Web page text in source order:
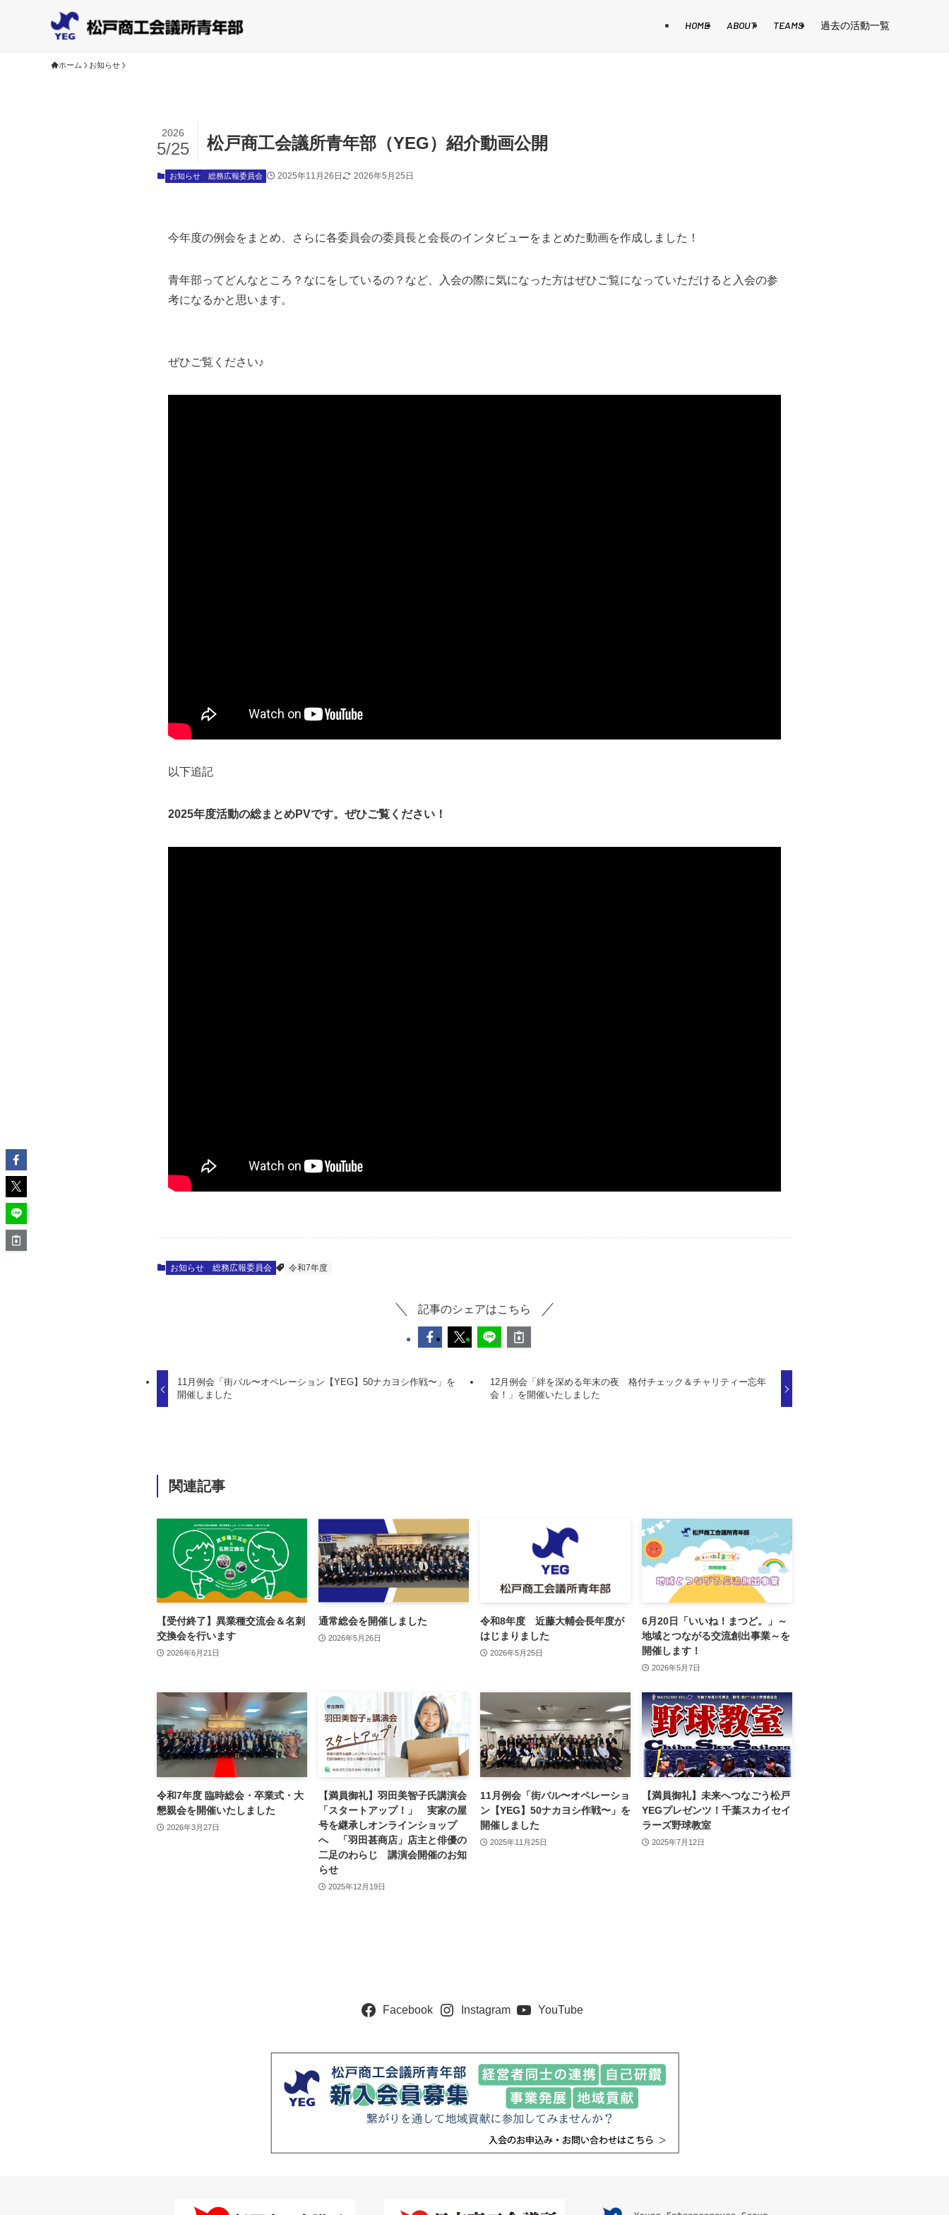
HOME ABOUT TEAMS 過去の活動一覧
ホーム お知らせ
松戸商工会議所青年部（YEG）紹介動画公開
2026
5/25
お知らせ 総務広報委員会 2025年11月26日 2026年5月25日
今年度の例会をまとめ、さらに各委員会の委員長と会長のインタビューをまとめた動画を作成しました！
青年部ってどんなところ？なにをしているの？など、入会の際に気になった方はぜひご覧になっていただけると入会の参
考になるかと思います。
ぜひご覧ください♪
以下追記
2025年度活動の総まとめPVです。ぜひご覧ください！
お知らせ 総務広報委員会 令和7年度
記事のシェアはこちら
11月例会「街バル〜オペレーション【YEG】50ナカヨシ作戦〜」を
開催しました
12月例会「絆を深める年末の夜 格付チェック＆チャリティー忘年
会！」を開催いたしました
関連記事
【受付終了】異業種交流会＆名刺
交換会を行います
2026年6月21日
通常総会を開催しました
2026年5月26日
令和8年度 近藤大輔会長年度が
はじまりました
2026年5月25日
6月20日「いいね！まつど。」～
地域とつながる交流創出事業～を
開催します！
2026年5月7日
令和7年度 臨時総会・卒業式・大
懇親会を開催いたしました
2026年3月27日
【満員御礼】羽田美智子氏講演会
「スタートアップ！」 実家の屋
号を継承しオンラインショップ
へ 「羽田甚商店」店主と俳優の
二足のわらじ 講演会開催のお知
らせ
2025年12月19日
11月例会「街バル〜オペレーショ
ン【YEG】50ナカヨシ作戦〜」を
開催しました
2025年11月25日
【満員御礼】未来へつなごう松戸
YEGプレゼンツ！千葉スカイセイ
ラーズ野球教室
2025年7月12日
Facebook Instagram YouTube